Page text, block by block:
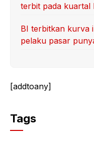
terbit pada kuartal
BI terbitkan kurva
pelaku pasar
[addtoany]
Tags